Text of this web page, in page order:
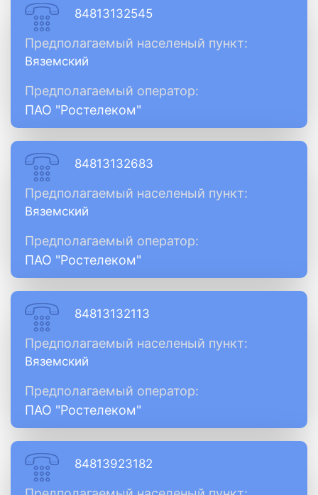
84813132545
Предполагаемый населеный пункт:
Вяземский
Предполагаемый оператор:
ПАО "Ростелеком"
84813132683
Предполагаемый населеный пункт:
Вяземский
Предполагаемый оператор:
ПАО "Ростелеком"
84813132113
Предполагаемый населеный пункт:
Вяземский
Предполагаемый оператор:
ПАО "Ростелеком"
84813923182